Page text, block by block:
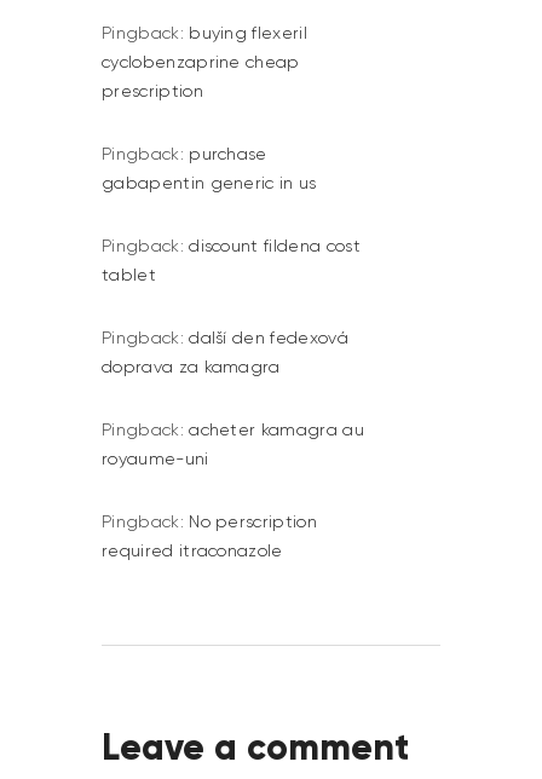
Pingback: buying flexeril
cyclobenzaprine cheap
prescription
Pingback: purchase
gabapentin generic in us
Pingback:discount fildena cost
tablet
Pingback:další den fedexová
doprava za kamagra
Pingback:acheter kamagra au
royaume-uni
Pingback: No perscription
required itraconazole
Leave a comment